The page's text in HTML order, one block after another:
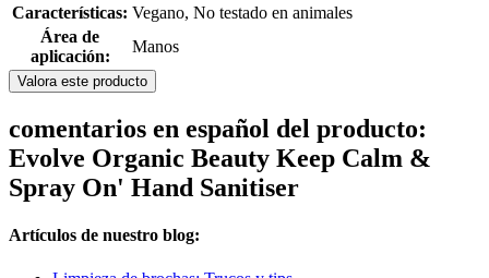
Características: Vegano, No testado en animales
Área de
aplicación:
Manos
Valora este producto
comentarios en español del producto:
Evolve Organic Beauty Keep Calm &
Spray On' Hand Sanitiser
Artículos de nuestro blog: